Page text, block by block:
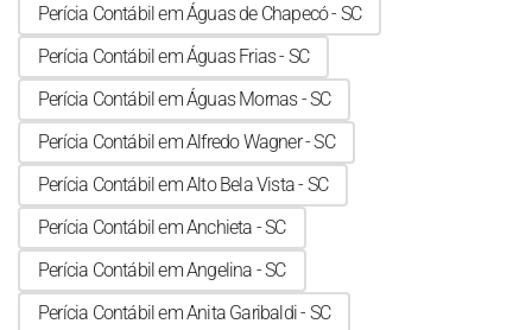
Perícia Contábil em Águas de Chapecó - SC
Perícia Contábil em Águas Frias - SC
Perícia Contábil em Águas Mornas - SC
Perícia Contábil em Alfredo Wagner - SC
Perícia Contábil em Alto Bela Vista - SC
Perícia Contábil em Anchieta - SC
Perícia Contábil em Angelina - SC
Perícia Contábil em Anita Garibaldi - SC